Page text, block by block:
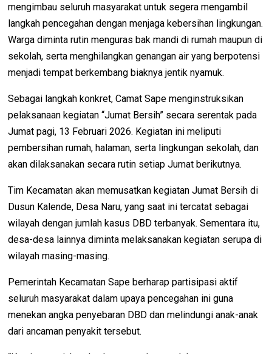
mengimbau seluruh masyarakat untuk segera mengambil
langkah pencegahan dengan menjaga kebersihan lingkungan.
Warga diminta rutin menguras bak mandi di rumah maupun di
sekolah, serta menghilangkan genangan air yang berpotensi
menjadi tempat berkembang biaknya jentik nyamuk.
Sebagai langkah konkret, Camat Sape menginstruksikan
pelaksanaan kegiatan “Jumat Bersih” secara serentak pada
Jumat pagi, 13 Februari 2026. Kegiatan ini meliputi
pembersihan rumah, halaman, serta lingkungan sekolah, dan
akan dilaksanakan secara rutin setiap Jumat berikutnya.
Tim Kecamatan akan memusatkan kegiatan Jumat Bersih di
Dusun Kalende, Desa Naru, yang saat ini tercatat sebagai
wilayah dengan jumlah kasus DBD terbanyak. Sementara itu,
desa-desa lainnya diminta melaksanakan kegiatan serupa di
wilayah masing-masing.
Pemerintah Kecamatan Sape berharap partisipasi aktif
seluruh masyarakat dalam upaya pencegahan ini guna
menekan angka penyebaran DBD dan melindungi anak-anak
dari ancaman penyakit tersebut.